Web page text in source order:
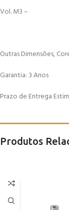
Vol. M3 –
Outras Dimensões,
Garantia: 3 Anos
Prazo de Entrega
Produtos